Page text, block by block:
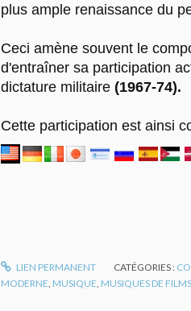
plus ample renaissance du
Ceci amène souvent le
d'entraîner sa participation
dictature militaire (1967-74).
Cette participation est ainsi
LIEN PERMANENT CATÉGORIES :
MODERNE, MUSIQUE, MUSIQUES DE FILMS